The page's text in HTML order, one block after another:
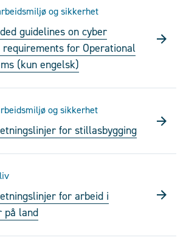
og sikkerhet
guidelines on cyber
for Operational
(kun engelsk)
og sikkerhet
for stillasbygging
for arbeid i
på land